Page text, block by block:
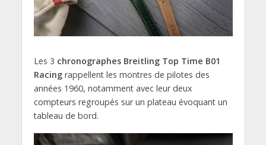
Les 3 chronographes Breitling Top Time B01
Racingrappellent les montres de pilotes des
années 1960, notamment avec leur deux
compteurs regroupés sur un plateau évoquant un
tableau de bord.